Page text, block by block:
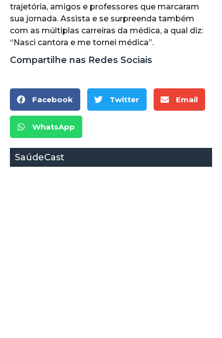
trajetória, amigos e professores que marcaram
sua jornada. Assista e se surpreenda também
com as múltiplas carreiras da médica, a qual diz:
“Nasci cantora e me tornei médica”.
Compartilhe nas Redes Sociais
Facebook Twitter Email
WhatsApp
SaúdeCast